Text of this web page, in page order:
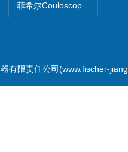
菲希尔Couloscope CMS2电
有限责任公司(www.fischer-